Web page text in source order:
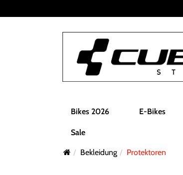
Bikes 2026 E-Bikes
Sale
Bekleidung Protektoren